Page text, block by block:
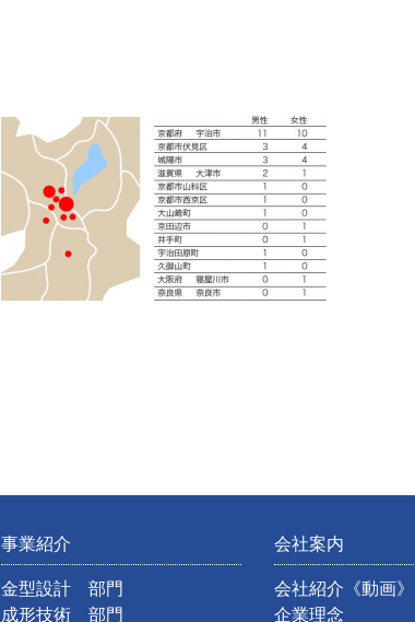
事業紹介
金型設計 部門
成形技術 部門
会社案内
会社紹介《動画》
企業理念